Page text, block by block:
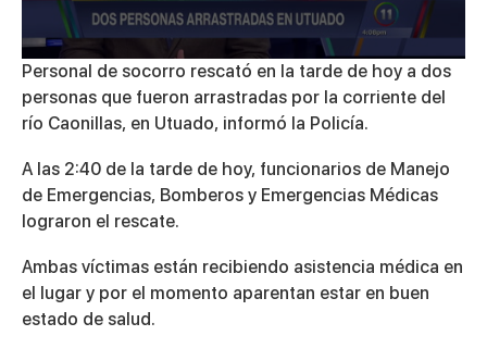
0
of
21
Personal de socorro rescató en la tarde de hoy a dos
personas que fueron arrastradas por la corriente del
río Caonillas, en Utuado, informó la Policía.
A las 2:40 de la tarde de hoy, funcionarios de Manejo
de Emergencias, Bomberos y Emergencias Médicas
lograron el rescate.
Ambas víctimas están recibiendo asistencia médica en
el lugar y por el momento aparentan estar en buen
estado de salud.